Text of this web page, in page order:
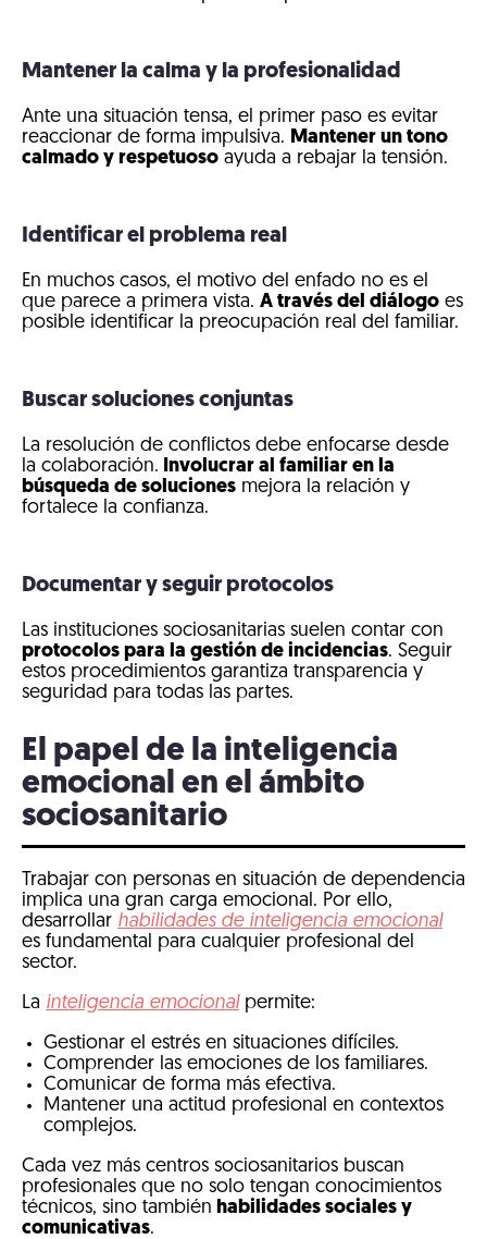
Mantener la calma y la profesionalidad
Ante una situación tensa, el primer paso es evitar
reaccionar de forma impulsiva. Mantener un tono
calmado y respetuoso ayuda a rebajar la tensión.
Identificar el problema real
En muchos casos, el motivo del enfado no es el
que parece a primera vista. A través del diálogo es
posible identificar la preocupación real del familiar.
Buscar soluciones conjuntas
La resolución de conflictos debe enfocarse desde
la colaboración. Involucrar al familiar en la
búsqueda de soluciones mejora la relación y
fortalece la confianza.
Documentar y seguir protocolos
Las instituciones sociosanitarias suelen contar con
protocolos para la gestión de incidencias. Seguir
estos procedimientos garantiza transparencia y
seguridad para todas las partes.
El papel de la inteligencia
emocional en el ámbito
sociosanitario
Trabajar con personas en situación de dependencia
implica una gran carga emocional. Por ello,
desarrollar habilidades de inteligencia emocional
es fundamental para cualquier profesional del
sector.
La inteligencia emocionalpermite:
Gestionar el estrés en situaciones difíciles.
Comprender las emociones de los familiares.
Comunicar de forma más efectiva.
Mantener una actitud profesional en contextos
complejos.
Cada vez más centros sociosanitarios buscan
profesionales que no solo tengan conocimientos
técnicos, sino también habilidades sociales y
comunicativas.